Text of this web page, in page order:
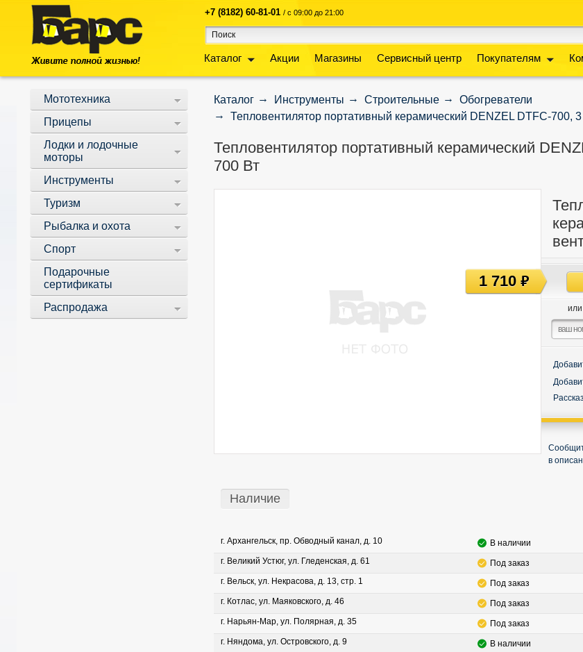
+7 (8182) 60-81-01 / с 09:00 до 21:00
Каталог Акции Магазины Сервисный центр Покупателям
Мототехника
Прицепы
Лодки и лодочные
моторы
Инструменты
Туризм
Рыбалка и охота
Спорт
Подарочные
сертификаты
Распродажа
Каталог Инструменты Строительные
Обогреватели
Тепловентилятор портативный керамический DENZEL DTFC-700,
Тепловентилятор портативный керамический
700 Вт
или
в
1 710руб
Наличие
г. Архангельск, пр. Обводный канал, д. 10
В наличии
г. Великий Устюг, ул. Гледенская, д. 61
Под заказ
г. Вельск, ул. Некрасова, д. 13, стр. 1
Под заказ
г. Котлас, ул. Маяковского, д. 46
Под заказ
г. Нарьян-Мар, ул. Полярная, д. 35
Под заказ
г. Няндома, ул. Островского, д. 9
В наличии